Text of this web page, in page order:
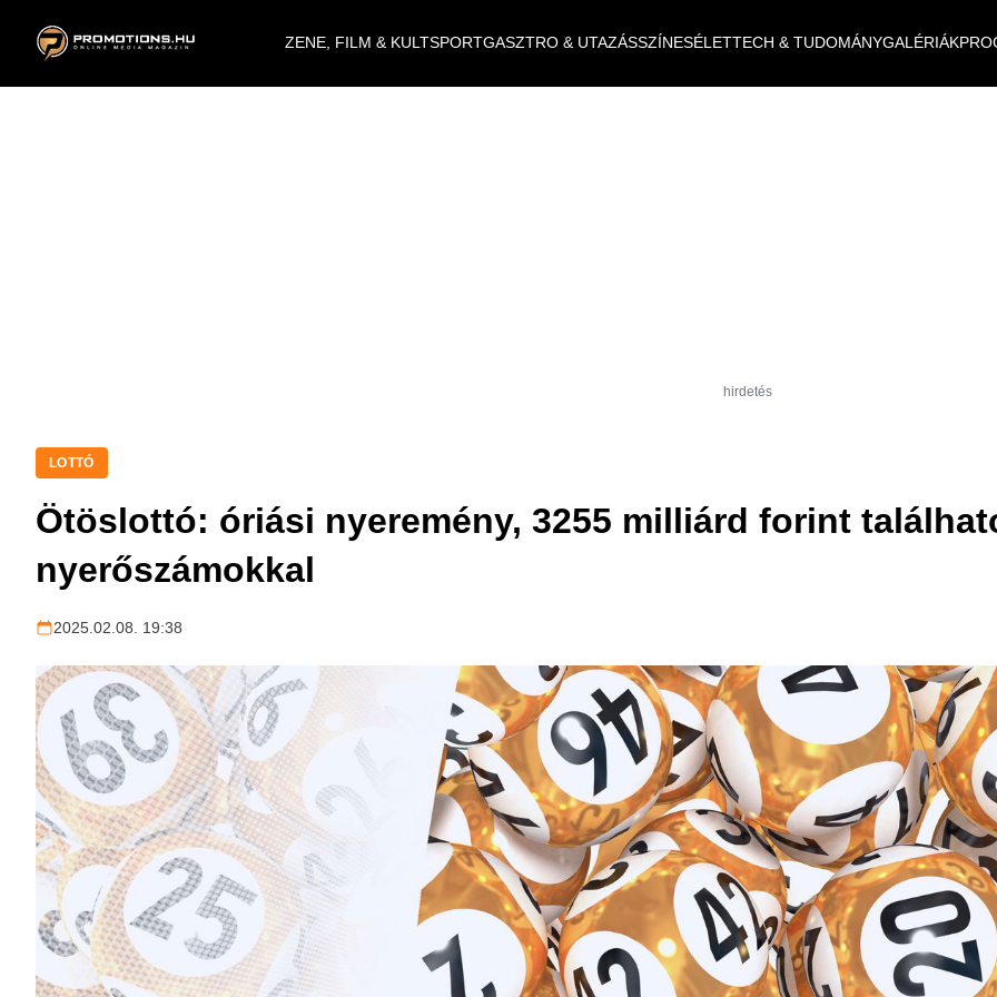
ZENE, FILM & KULTSPORTGASZTRO & UTAZÁSSZÍNESÉLETTECH & TUDOMÁNYGALÉRIÁK
hirdetés
LOTTÓ
Ötöslottó: óriási nyeremény, 3255 milliárd forint
nyerőszámokkal
2025.02.08. 19:38